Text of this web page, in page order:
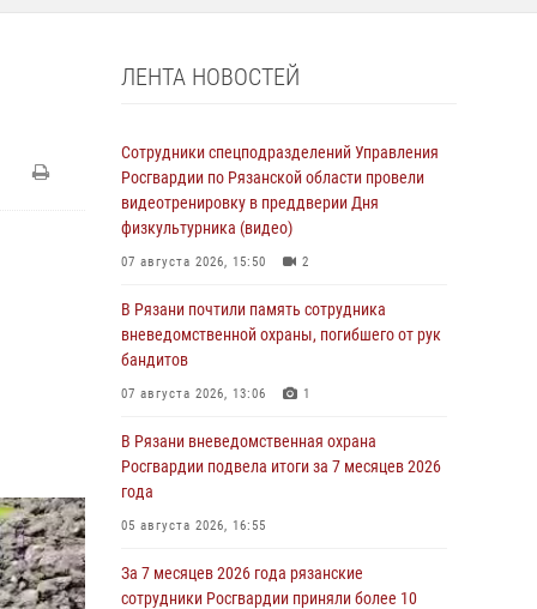
ЛЕНТА НОВОСТЕЙ
Сотрудники спецподразделений Управления
Росгвардии по Рязанской области провели
видеотренировку в преддверии Дня
физкультурника (видео)
07 августа 2026, 15:50 2
В Рязани почтили память сотрудника
вневедомственной охраны, погибшего от рук
бандитов
07 августа 2026, 13:06 1
В Рязани вневедомственная охрана
Росгвардии подвела итоги за 7 месяцев 2026
года
05 августа 2026, 16:55
За 7 месяцев 2026 года рязанские
сотрудники Росгвардии приняли более 10